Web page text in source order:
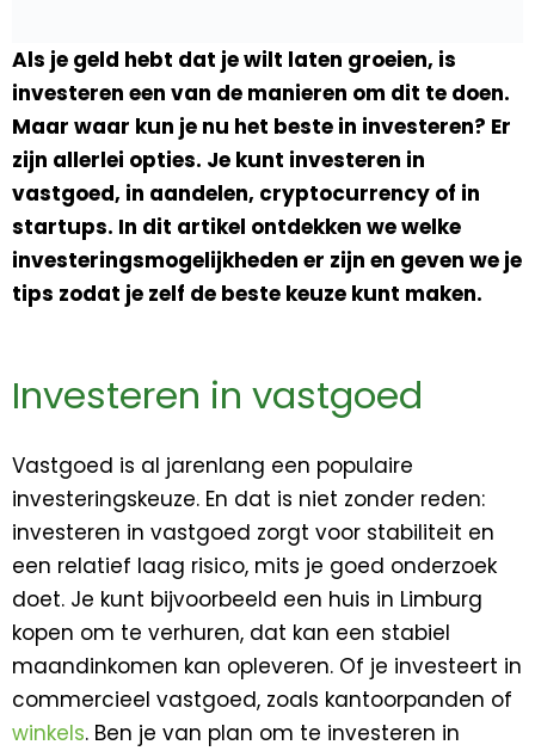
Als je geld hebt dat je wilt laten groeien, is
investeren een van de manieren om dit te doen.
Maar waar kun je nu het beste in investeren? Er
zijn allerlei opties. Je kunt investeren in
vastgoed, in aandelen, cryptocurrency of in
startups. In dit artikel ontdekken we welke
investeringsmogelijkheden er zijn en geven we je
tips zodat je zelf de beste keuze kunt maken.
Investeren in vastgoed
Vastgoed is al jarenlang een populaire
investeringskeuze. En dat is niet zonder reden:
investeren in vastgoed zorgt voor stabiliteit en
een relatief laag risico, mits je goed onderzoek
doet. Je kunt bijvoorbeeld een huis in Limburg
kopen om te verhuren, dat kan een stabiel
maandinkomen kan opleveren. Of je investeert in
commercieel vastgoed, zoals kantoorpanden of
winkels. Ben je van plan om te investeren in